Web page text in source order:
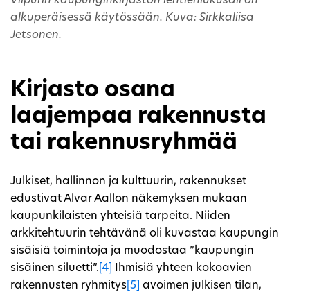
alkuperäisessä käytössään. Kuva: Sirkkaliisa
Jetsonen.
Kirjasto osana
laajempaa rakennusta
tai rakennusryhmää
Julkiset, hallinnon ja kulttuurin, rakennukset
edustivat Alvar Aallon näkemyksen mukaan
kaupunkilaisten yhteisiä tarpeita. Niiden
arkkitehtuurin tehtävänä oli kuvastaa kaupungin
sisäisiä toimintoja ja muodostaa ”kaupungin
sisäinen siluetti”. [4]
Ihmisiä yhteen kokoavien
rakennusten ryhmitys [5] avoimen julkisen tilan,